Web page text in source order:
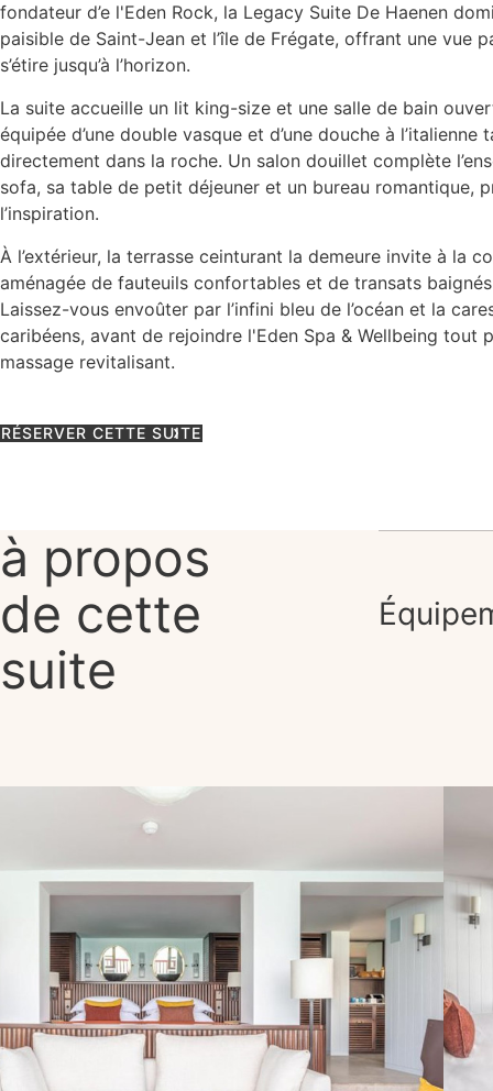
fondateur d’e l'Eden Rock, la Legacy Suite De Haenen
paisible de Saint-Jean et l’île de Frégate, offrant une vue
s’étire jusqu’à l’horizon.
La suite accueille un lit king-size et une salle de bain
équipée d’une double vasque et d’une douche à l’italienne
directement dans la roche. Un salon douillet complète
sofa, sa table de petit déjeuner et un bureau romantique,
l’inspiration.
À l’extérieur, la terrasse ceinturant la demeure invite à la
aménagée de fauteuils confortables et de transats
Laissez-vous envoûter par l’infini bleu de l’océan et la
caribéens, avant de rejoindre l'Eden Spa & Wellbeing tout
massage revitalisant.
RÉSERVER CETTE SUITE
à propos
de cette
suite